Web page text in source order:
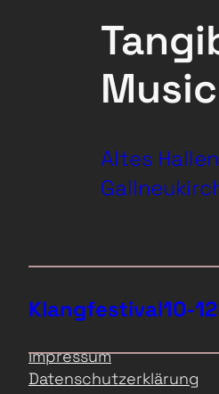
Altes
Klangfestival10-
Impressum
Datenschutzerklärung